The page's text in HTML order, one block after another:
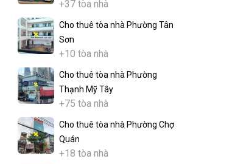
+37 tòa nhà
Cho thuê tòa nhà Phường Tân
Sơn
+10 tòa nhà
Cho thuê tòa nhà Phường
Thạnh Mỹ Tây
+75 tòa nhà
Cho thuê tòa nhà Phường Chợ
Quán
+18 tòa nhà